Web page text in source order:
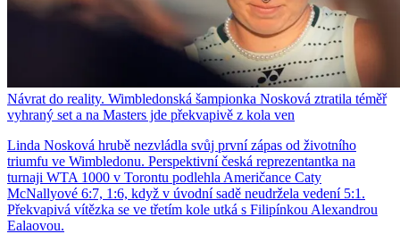
Návrat do reality. Wimbledonská šampionka Nosková ztratila téměř
vyhraný set a na Masters jde překvapivě z kola ven
Linda Nosková hrubě nezvládla svůj první zápas od životního
triumfu ve Wimbledonu. Perspektivní česká reprezentantka na
turnaji WTA 1000 v Torontu podlehla Američance Caty
McNallyové 6:7, 1:6, když v úvodní sadě neudržela vedení 5:1.
Překvapivá vítězka se ve třetím kole utká s Filipínkou Alexandrou
Ealaovou.